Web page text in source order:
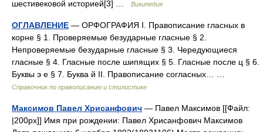
шестивековой историей[3] …
Википедия
ОГЛАВЛЕНИЕ — ОРФОГРАФИЯ I. Правописание гласных в
корне § 1. Проверяемые безударные гласные § 2.
Непроверяемые безударные гласные § 3. Чередующиеся
гласные § 4. Гласные после шипящих § 5. Гласные после ц § 6.
Буквы э е § 7. Буква й II. Правописание согласных… …
Справочник по правописанию и стилистике
Максимов Павел Хрисанфович — Павел Максимов [[Файл:
|200px]] Имя при рождении: Павел Хрисанфович Максимов